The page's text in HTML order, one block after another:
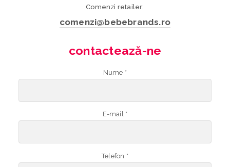
Comenzi retailer:
comenzi@bebebrands.ro
contactează-ne
Nume *
E-mail *
Telefon *